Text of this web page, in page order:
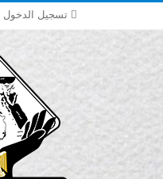
تسجيل الدخول